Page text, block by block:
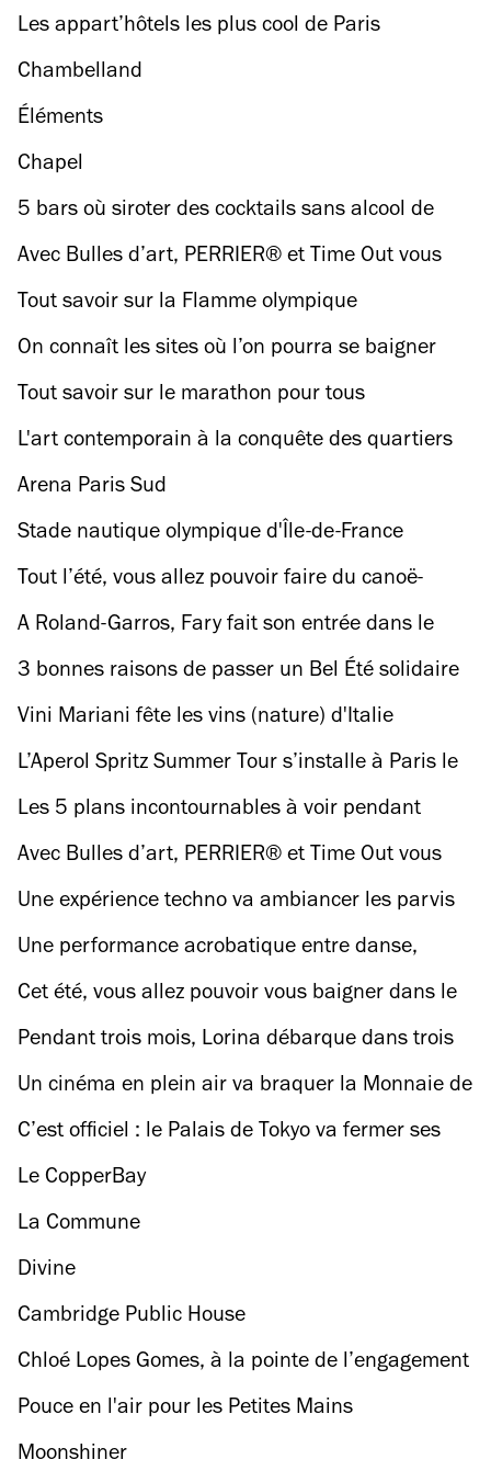
arty de PERRIER® et Time Out Paris
Les appart’hôtels les plus cool de Paris
Chambelland
Éléments
Chapel
5 bars où siroter des cocktails sans alcool de
haute volée
Avec Bulles d’art, PERRIER® et Time Out vous
servent la culture en terrasse
Tout savoir sur la Flamme olympique
On connaît les sites où l’on pourra se baigner
dans la Seine en 2025
Tout savoir sur le marathon pour tous
L'art contemporain à la conquête des quartiers
populaires
Arena Paris Sud
Stade nautique olympique d'Île-de-France
Tout l’été, vous allez pouvoir faire du canoë-
kayak sur la Seine
A Roland-Garros, Fary fait son entrée dans le
court des grands
3 bonnes raisons de passer un Bel Été solidaire
et olympique en Seine-Saint-Denis !
Vini Mariani fête les vins (nature) d'Italie
L’Aperol Spritz Summer Tour s’installe à Paris le
temps d’une soirée estivale en terrasse
Les 5 plans incontournables à voir pendant
Paris l’été 2023
Avec Bulles d’art, PERRIER® et Time Out vous
invitent à un concert exceptionnel en terrasse
Une expérience techno va ambiancer les parvis
de l'Hôtel de Ville et de Notre-Dame
Une performance acrobatique entre danse,
cirque et parkour va secouer les rues du Grand
Paris
Cet été, vous allez pouvoir vous baigner dans le
canal Saint-Martin
Pendant trois mois, Lorina débarque dans trois
des meilleures friches de Paris
Un cinéma en plein air va braquer la Monnaie de
Paris
C’est officiel : le Palais de Tokyo va fermer ses
portes pour travaux !
Le CopperBay
La Commune
Divine
Cambridge Public House
Chloé Lopes Gomes, à la pointe de l’engagement
Pouce en l'air pour les Petites Mains
Moonshiner